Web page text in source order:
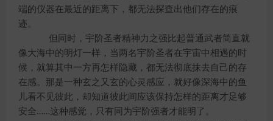
端的仪器在最近的距离下，都无法探查出他们存在的痕
迹。
但同时，宇阶圣者精神力之强比起普通武者简直就
像大海中的明灯一样，当两名宇阶圣者在宇宙中相遇的时
候，就算其中一方再怎样隐藏，都无法彻底抹去自己的存
在感。那是一种玄之又玄的心灵感应，就好像深海中的鱼
儿看不见彼此，却知道彼此间应该保持怎样的距离才足够
安全……这种感觉，只有同为宇阶强者才能明了。